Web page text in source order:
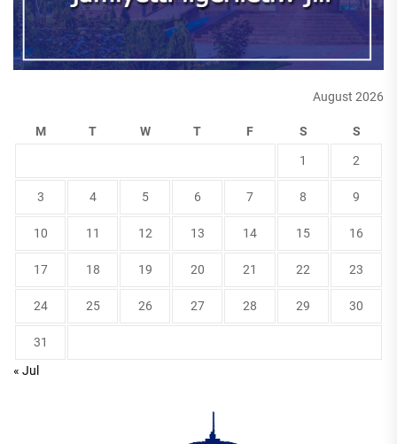
August 2026
M T W T F S S
1 2
3 4 5 6 7 8 9
10 11 12 13 14 15 16
17 18 19 20 21 22 23
24 25 26 27 28 29 30
31
« Jul